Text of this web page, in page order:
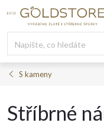
S kameny
Stříbrné